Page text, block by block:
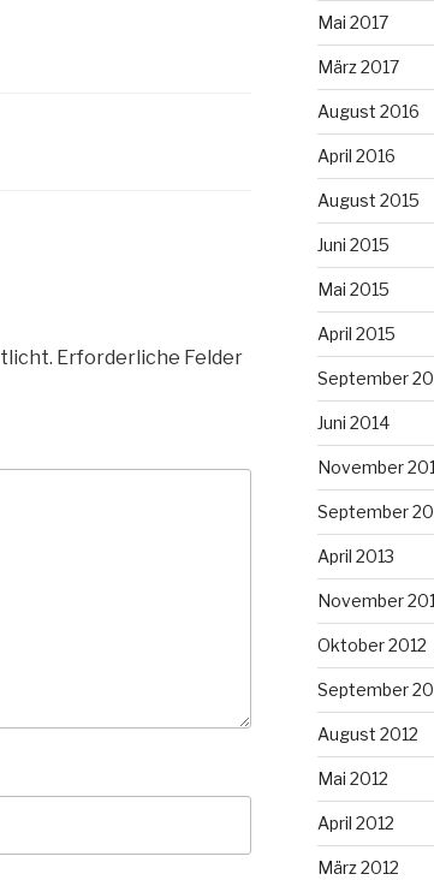
Erforderliche Felder
Mai 2017
März 2017
August 2016
April 2016
August 2015
Juni 2015
Mai 2015
April 2015
September
Juni 2014
November
September
April 2013
November
Oktober 2012
September
August 2012
Mai 2012
April 2012
März 2012